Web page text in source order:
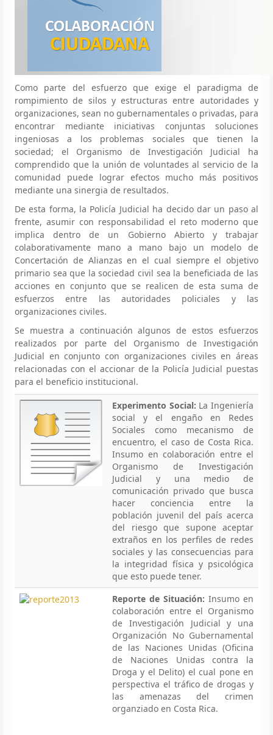
Como parte del esfuerzo que exige el paradigma de
rompimiento de silos y estructuras entre autoridades y
organizaciones, sean no gubernamentales o privadas, para
encontrar mediante iniciativas conjuntas soluciones
ingeniosas a los problemas sociales que tienen la
sociedad; el Organismo de Investigación Judicial ha
comprendido que la unión de voluntades al servicio de la
comunidad puede lograr efectos mucho más positivos
mediante una sinergia de resultados.
De esta forma, la Policía Judicial ha decido dar un paso al
frente, asumir con responsabilidad el reto moderno que
implica dentro de un Gobierno Abierto y trabajar
colaborativamente mano a mano bajo un modelo de
Concertación de Alianzas en el cual siempre el objetivo
primario sea que la sociedad civil sea la beneficiada de las
acciones en conjunto que se realicen de esta suma de
esfuerzos entre las autoridades policiales y las
organizaciones civiles.
Se muestra a continuación algunos de estos esfuerzos
realizados por parte del Organismo de Investigación
Judicial en conjunto con organizaciones civiles en áreas
relacionadas con el accionar de la Policía Judicial puestas
para el beneficio institucional.
Experimento Social: La Ingeniería
social y el engaño en Redes
Sociales como mecanismo de
encuentro, el caso de Costa Rica.
Insumo en colaboración entre el
Organismo de Investigación
Judicial y una medio de
comunicación privado que busca
hacer conciencia entre la
población juvenil del país acerca
del riesgo que supone aceptar
extraños en los perfiles de redes
sociales y las consecuencias para
la integridad física y psicológica
que esto puede tener.
Reporte de Situación: Insumo en
colaboración entre el Organismo
de Investigación Judicial y una
Organización No Gubernamental
de las Naciones Unidas (Oficina
de Naciones Unidas contra la
Droga y el Delito) el cual pone en
perspectiva el tráfico de drogas y
las amenazas del crimen
organziado en Costa Rica.